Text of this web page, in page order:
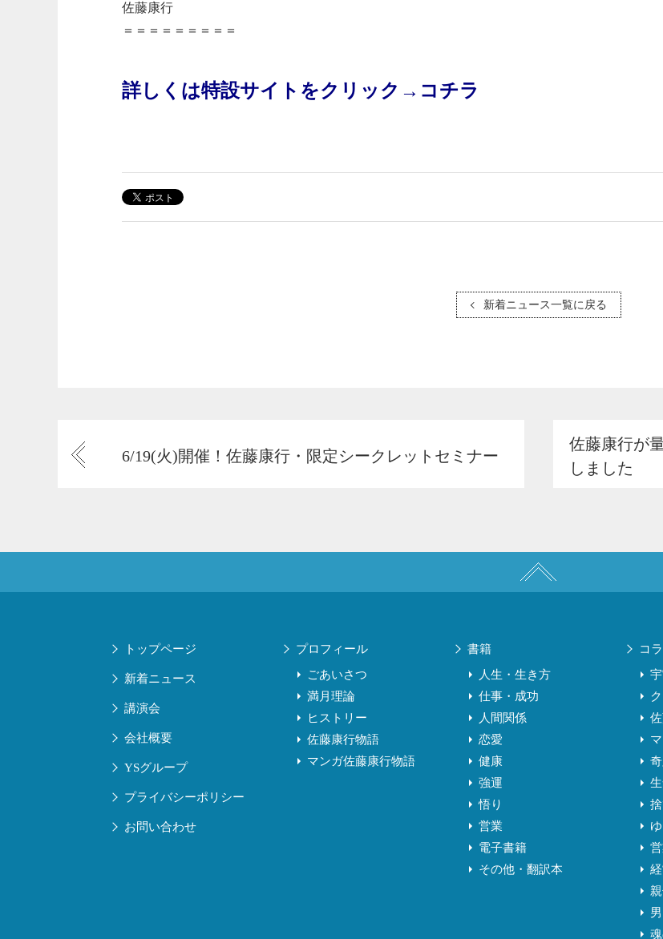
佐藤康行
＝＝＝＝＝＝＝＝＝
詳しくは特設サイトをクリック→ コチラ
新着ニュース一覧に戻る
6/19(火)開催！佐藤康行・限定シークレットセミナー
佐藤康行が
しました
トップページ
新着ニュース
講演会
会社概要
YSグループ
プライバシーポリシー
お問い合わせ
プロフィール
ごあいさつ
満月理論
ヒストリー
佐藤康行物語
マンガ佐藤康行物語
書籍
人生・生き方
仕事・成功
人間関係
恋愛
健康
強運
悟り
営業
電子書籍
その他・翻訳本
コ